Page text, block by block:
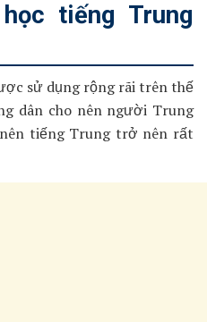
tiếng Trung
sử dụng rộng rãi trên thế
dân cho nên người Trung
tiếng Trung trở nên rất